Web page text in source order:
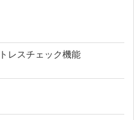
レスチェック機能